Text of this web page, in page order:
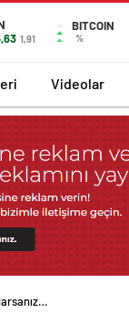
1,91
BITCOIN
%
Videolar